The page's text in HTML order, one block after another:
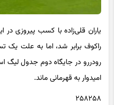
راکوف برابر شد، اما به علت
رودررو در جایگاه دوم جدول لیگ
امیدوار به قهرمانی ماند.
۲۵۸۲۵۸